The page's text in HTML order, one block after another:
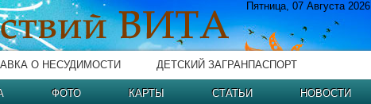
Пятница, 07 Августа 2026
О НЕСУДИМОСТИ ДЕТСКИЙ ЗАГРАНПАСПОРТ
ФОТО КАРТЫ СТАТЬИ НОВОСТИ